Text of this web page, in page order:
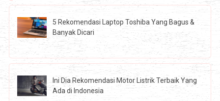
5 Rekomendasi Laptop Toshiba Yang Bagus &
Banyak Dicari
Ini Dia Rekomendasi Motor Listrik Terbaik Yang
Ada di Indonesia